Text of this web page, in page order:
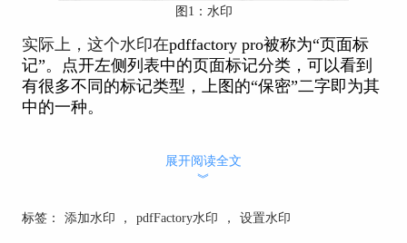
图1：水印
实际上，这个水印在pdffactory pro被称为“页面标
记”。点开左侧列表中的页面标记分类，可以看到
有很多不同的标记类型，上图的“保密”二字即为其
中的一种。
展开阅读全文
︾
标签： 添加水印 ， pdfFactory水印 ， 设置水印